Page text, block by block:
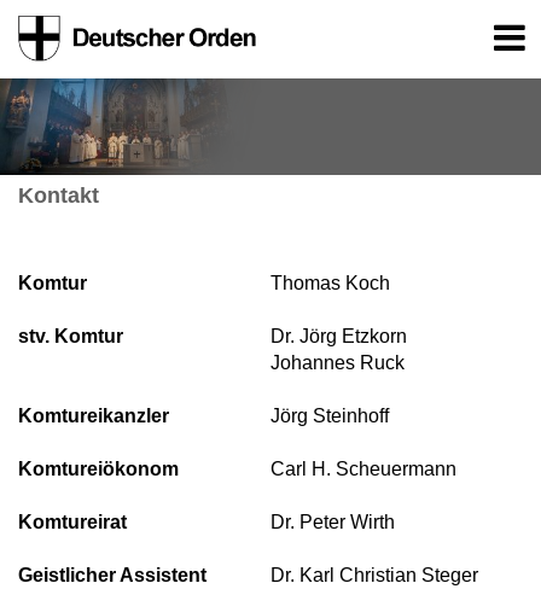
Kontakt
Komtur Thomas Koch
stv. Komtur
Dr. Jörg Etzkorn
Johannes Ruck
Komtureikanzler Jörg Steinhoff
Komtureiökonom Carl H. Scheuermann
Komtureirat Dr. Peter Wirth
Geistlicher Assistent Dr. Karl Christian Steger